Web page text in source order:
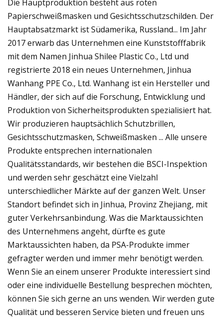
Die Hauptproduktion besteht aus roten
Papierschweißmasken und Gesichtsschutzschilden. Der
Hauptabsatzmarkt ist Südamerika, Russland... Im Jahr
2017 erwarb das Unternehmen eine Kunststofffabrik
mit dem Namen Jinhua Shilee Plastic Co., Ltd und
registrierte 2018 ein neues Unternehmen, Jinhua
Wanhang PPE Co., Ltd. Wanhang ist ein Hersteller und
Händler, der sich auf die Forschung, Entwicklung und
Produktion von Sicherheitsprodukten spezialisiert hat.
Wir produzieren hauptsächlich Schutzbrillen,
Gesichtsschutzmasken, Schweißmasken ... Alle unsere
Produkte entsprechen internationalen
Qualitätsstandards, wir bestehen die BSCI-Inspektion
und werden sehr geschätzt eine Vielzahl
unterschiedlicher Märkte auf der ganzen Welt. Unser
Standort befindet sich in Jinhua, Provinz Zhejiang, mit
guter Verkehrsanbindung. Was die Marktaussichten
des Unternehmens angeht, dürfte es gute
Marktaussichten haben, da PSA-Produkte immer
gefragter werden und immer mehr benötigt werden.
Wenn Sie an einem unserer Produkte interessiert sind
oder eine individuelle Bestellung besprechen möchten,
können Sie sich gerne an uns wenden. Wir werden gute
Qualität und besseren Service bieten und freuen uns